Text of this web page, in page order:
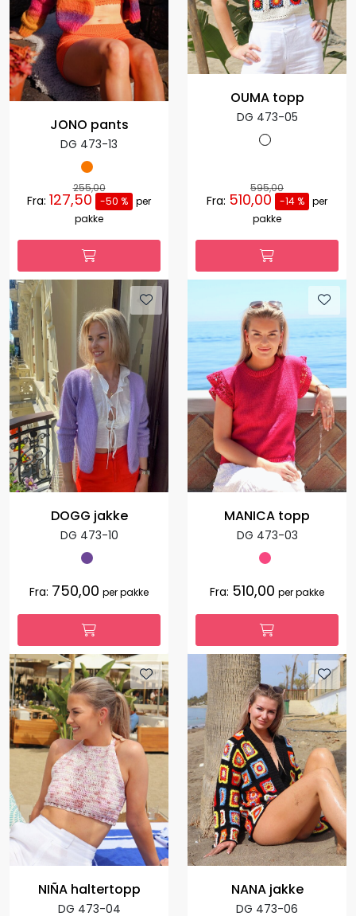
JONO pants
DG 473-13
255,00
Fra: 127,50 -50 % per
pakke
OUMA topp
DG 473-05
595,00
Fra: 510,00 -14 % per
pakke
DOGG jakke
DG 473-10
Fra: 750,00 per pakke
MANICA topp
DG 473-03
Fra: 510,00 per pakke
NIÑA haltertopp
DG 473-04
NANA jakke
DG 473-06